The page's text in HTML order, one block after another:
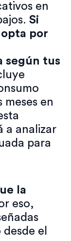
en
Si
por
según tus
meses en
a analizar
para
la
eso,
el